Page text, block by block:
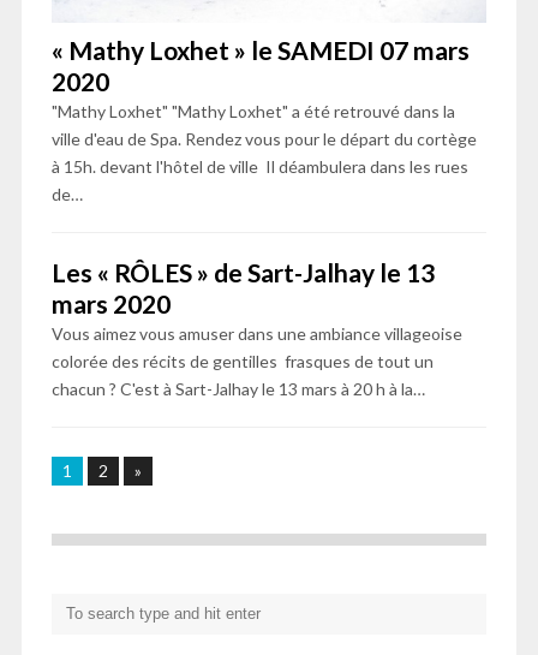
« Mathy Loxhet » le SAMEDI 07 mars
2020
"Mathy Loxhet" "Mathy Loxhet" a été retrouvé dans la
ville d'eau de Spa. Rendez vous pour le départ du cortège
à 15h. devant l'hôtel de ville Il déambulera dans les rues
de…
Les « RÔLES » de Sart-Jalhay le 13
mars 2020
Vous aimez vous amuser dans une ambiance villageoise
colorée des récits de gentilles frasques de tout un
chacun ? C'est à Sart-Jalhay le 13 mars à 20 h à la…
1 2 »